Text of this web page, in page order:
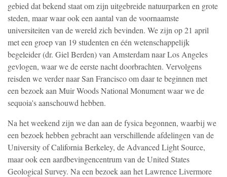
gebied dat bekend staat om zijn uitgebreide natuurparken en grote
steden, maar waar ook een aantal van de voornaamste
universiteiten van de wereld zich bevinden. We zijn op 21 april
met een groep van 19 studenten en één wetenschappelijk
begeleider (dr. Giel Berden) van Amsterdam naar Los Angeles
gevlogen, waar we de eerste nacht doorbrachten. Vervolgens
reisden we verder naar San Francisco om daar te beginnen met
een bezoek aan Muir Woods National Monument waar we de
sequoia's aanschouwd hebben.
Na het weekend zijn we dan aan de fysica begonnen, waarbij we
een bezoek hebben gebracht aan verschillende afdelingen van de
University of California Berkeley, de Advanced Light Source,
maar ook een aardbevingencentrum van de United States
Geological Survey. Na een bezoek aan het Lawrence Livermore